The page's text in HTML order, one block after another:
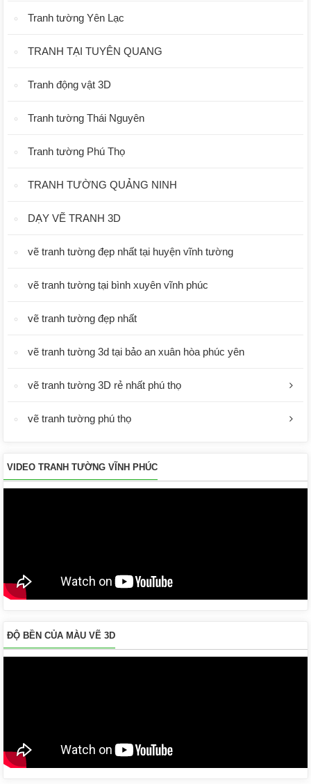
Tranh tường Yên Lạc
TRANH TẠI TUYÊN QUANG
Tranh động vật 3D
Tranh tường Thái Nguyên
Tranh tường Phú Thọ
TRANH TƯỜNG QUẢNG NINH
DẠY VẼ TRANH 3D
vẽ tranh tường đẹp nhất tại huyện vĩnh tường
vẽ tranh tường tại bình xuyên vĩnh phúc
vẽ tranh tường đẹp nhất
vẽ tranh tường 3d tại bảo an xuân hòa phúc yên
vẽ tranh tường 3D rẻ nhất phú thọ
vẽ tranh tường phú thọ
VIDEO TRANH TƯỜNG VĨNH PHÚC
ĐỘ BỀN CỦA MÀU VẼ 3D